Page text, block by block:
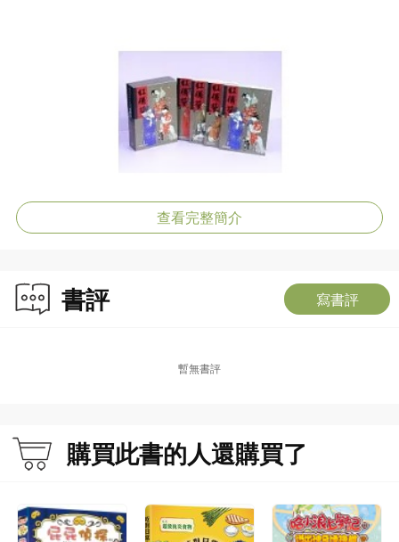
查看完整簡介
書評 寫書評
暫無書評
購買此書的人還購買了